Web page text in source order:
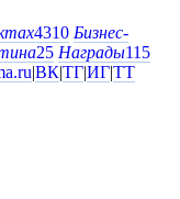
4310 Бизнес-
25 Награды115
|ВК|ТГ|ИГ|ТТ